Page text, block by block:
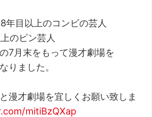
年目以上のコンビの芸人
のピン芸人
7月末をもって漫才劇場を
りました。
漫才劇場を宜しくお願い致しま
mitiBzQXap